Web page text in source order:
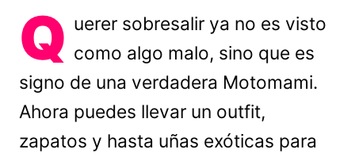
Q uerer sobresalir ya no es visto
como algo malo, sino que es
signo de una verdadera Motomami.
Ahora puedes llevar un outfit,
zapatos y hasta uñas exóticas para